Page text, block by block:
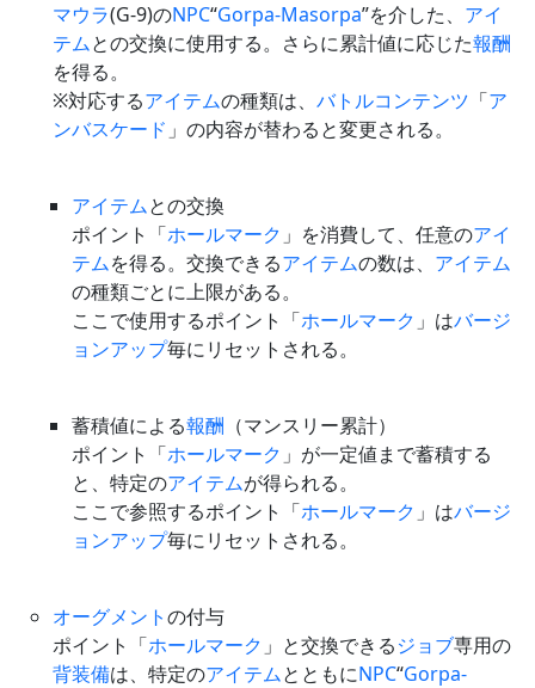
マウラ(G-9)のNPC“Gorpa-Masorpa”を介した、 アイ
テムとの交換に使用する。さらに累計値に応じた報酬
を得る。
※対応するアイテムの種類は、 バトルコンテンツ 「ア
ンバスケード 」の内容が替わると変更される。
アイテムとの交換
ポイント「ホールマーク 」を消費して、任意のアイ
テムを得る。交換できるアイテムの数は、 アイテム
の種類ごとに上限がある。
ここで使用するポイント「ホールマーク 」はバージ
ョンアップ毎にリセットされる。
蓄積値による報酬 （マンスリー累計）
ポイント「ホールマーク 」が一定値まで蓄積する
と、特定のアイテムが得られる。
ここで参照するポイント「ホールマーク 」はバージ
ョンアップ毎にリセットされる。
オーグメントの付与
ポイント「ホールマーク 」と交換できるジョブ専用の
背装備は、特定のアイテムとともにNPC“Gorpa-